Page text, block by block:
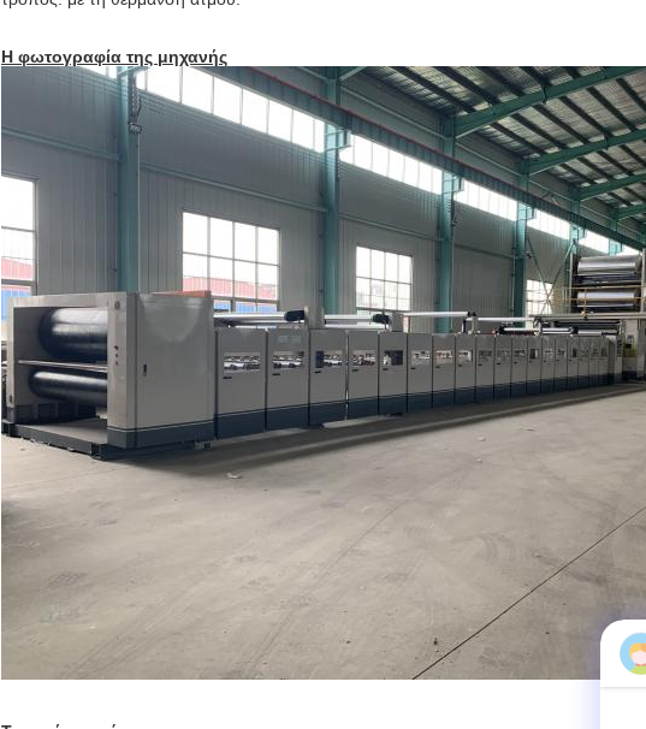
Η φωτογραφία της μηχανής